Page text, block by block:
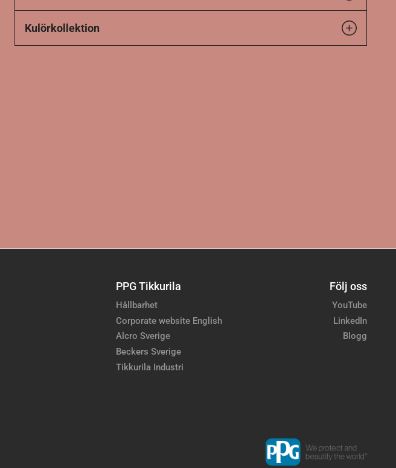
Kulörkollektion
PPG Tikkurila
Hållbarhet
Corporate website English
Alcro Sverige
Beckers Sverige
Tikkurila Industri
Följ oss
YouTube
LinkedIn
Blogg